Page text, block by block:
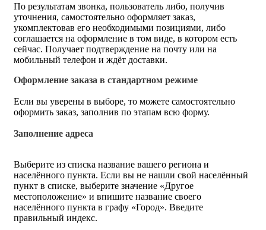
По результатам звонка, пользователь либо, получив
уточнения, самостоятельно оформляет заказ,
укомплектовав его необходимыми позициями, либо
соглашается на оформление в том виде, в котором есть
сейчас. Получает подтверждение на почту или на
мобильный телефон и ждёт доставки.
Оформление заказа в стандартном режиме
Если вы уверены в выборе, то можете самостоятельно
оформить заказ, заполнив по этапам всю форму.
Заполнение адреса
Выберите из списка название вашего региона и
населённого пункта. Если вы не нашли свой населённый
пункт в списке, выберите значение «Другое
местоположение» и впишите название своего
населённого пункта в графу «Город». Введите
правильный индекс.